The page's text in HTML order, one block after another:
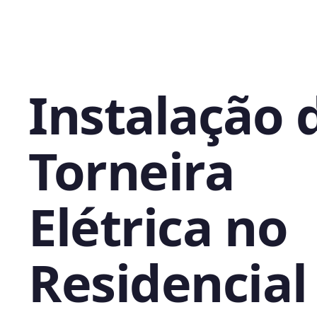
Instalação
Torneira
Elétrica no
Residencial